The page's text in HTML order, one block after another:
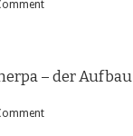
– der Aufbau